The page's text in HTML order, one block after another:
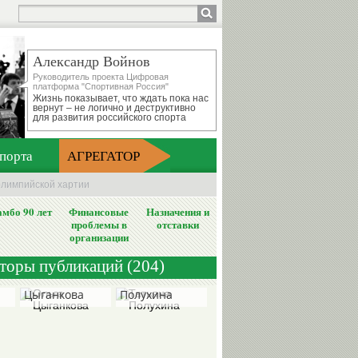
Александр Войнов
Руководитель проекта Цифровая
платформа "Спортивная Россия"
Жизнь показывает, что ждать пока нас
вернут – не логично и деструктивно
для развития российского спорта
АГРЕГАТОР
хартии
90 лет
Финансовые
проблемы в
организации
Назначения и
отставки
публикаций (204)
Ольга
Цыганкова
Татьяна
Полухина